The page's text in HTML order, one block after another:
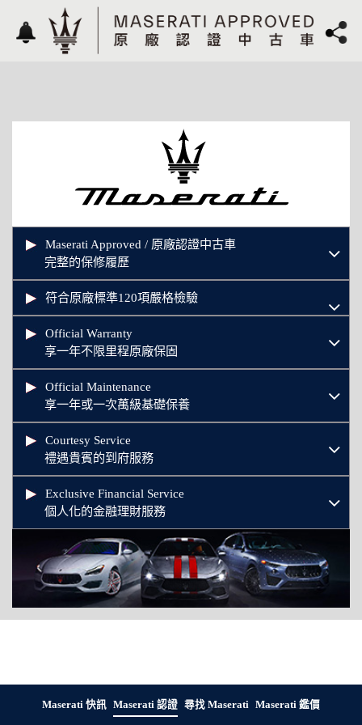
Maserati Approved / 原廠認證中古車
完整的保修履歷
符合原廠標準120項嚴格檢驗
Official Warranty
享一年不限里程原廠保固
Official Maintenance
享一年或一次萬級基礎保養
Courtesy Service
禮遇貴賓的到府服務
Exclusive Financial Service
個人化的金融理財服務
Maserati 快訊 Maserati 認證 尋找 Maserati Maserati 鑑價